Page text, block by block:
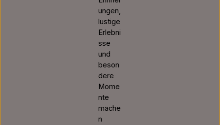
ungen,
lustige
Erlebni
sse
und
beson
dere
Mome
nte
mache
n